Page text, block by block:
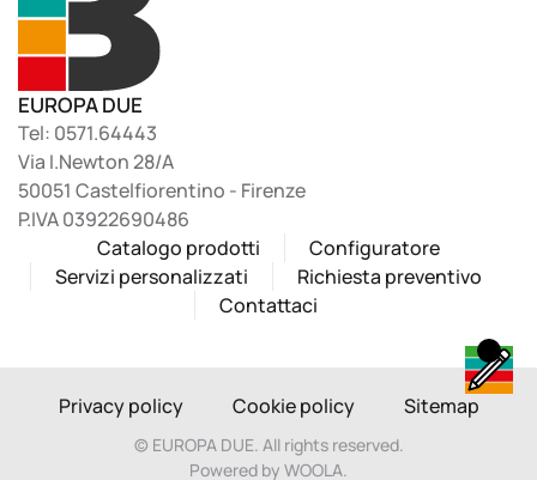
EUROPA DUE
Tel: 0571.64443
Via I.Newton 28/A
50051 Castelfiorentino - Firenze
P.IVA 03922690486
Catalogo prodotti
Configuratore
Servizi personalizzati
Richiesta preventivo
Contattaci
Privacy policy Cookie policy Sitemap
© EUROPA DUE. All rights reserved.
Powered by WOOLA.